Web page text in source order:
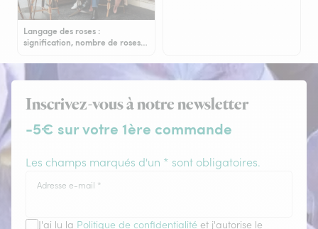
Langage des roses :
signification, nombre de roses…
Inscrivez-vous à notre newsletter
-5€ sur votre 1ère commande
Les champs marqués d'un * sont obligatoires.
Adresse e-mail *
J'ai lu la Politique de confidentialité et j'autorise le